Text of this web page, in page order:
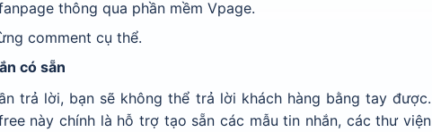
thông qua phần mềm Vpage.
comment cụ thể.
có sẵn
trả lời, bạn sẽ không thể trả lời khách hàng bằng tay được.
này chính là hỗ trợ tạo sẵn các mẫu tin nhắn, các thư viện